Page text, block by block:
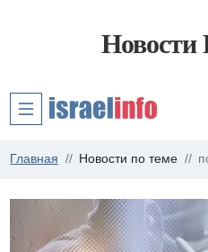
Новости
Главная Новости по теме